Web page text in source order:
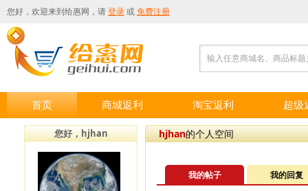
您好，欢迎来到 给惠网 ，请 登录 或 免费注册
输入任意商城名、商品标
首页 商城返利 淘宝返利 超级
您好，hjhan hjhan的个人空间
我的帖子 我的回复